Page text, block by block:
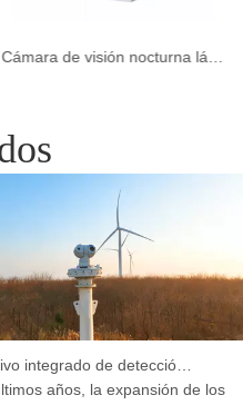
Cámara de visión nocturna láser infrarroja de largo alcance para puerto Cámara para acuicultura
Dispositivo integrado de detección y seguimiento HP-PRS: una visión panorámica para la protección de las aves
años, la expansión de los